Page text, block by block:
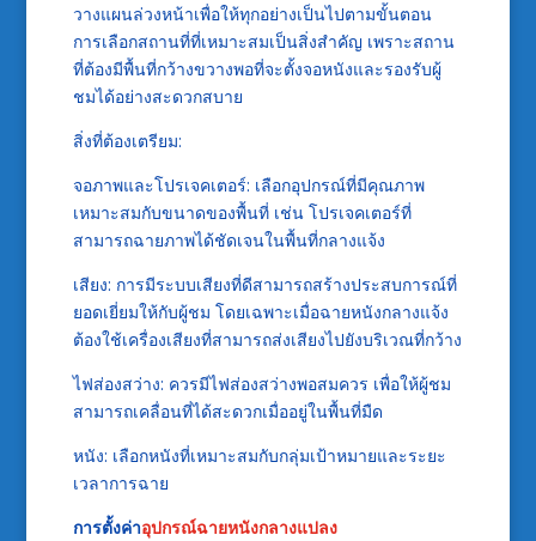
วางแผนล่วงหน้าเพื่อให้ทุกอย่างเป็นไปตามขั้นตอน
การเลือกสถานที่ที่เหมาะสมเป็นสิ่งสำคัญ เพราะสถาน
ที่ต้องมีพื้นที่กว้างขวางพอที่จะตั้งจอหนังและรองรับผู้
ชมได้อย่างสะดวกสบาย
สิ่งที่ต้องเตรียม:
จอภาพและโปรเจคเตอร์: เลือกอุปกรณ์ที่มีคุณภาพ
เหมาะสมกับขนาดของพื้นที่ เช่น โปรเจคเตอร์ที่
สามารถฉายภาพได้ชัดเจนในพื้นที่กลางแจ้ง
เสียง: การมีระบบเสียงที่ดีสามารถสร้างประสบการณ์ที่
ยอดเยี่ยมให้กับผู้ชม โดยเฉพาะเมื่อฉายหนังกลางแจ้ง
ต้องใช้เครื่องเสียงที่สามารถส่งเสียงไปยังบริเวณที่กว้าง
ไฟส่องสว่าง: ควรมีไฟส่องสว่างพอสมควร เพื่อให้ผู้ชม
สามารถเคลื่อนที่ได้สะดวกเมื่ออยู่ในพื้นที่มืด
หนัง: เลือกหนังที่เหมาะสมกับกลุ่มเป้าหมายและระยะ
เวลาการฉาย
การตั้งค่าอุปกรณ์ฉายหนังกลางแปลง